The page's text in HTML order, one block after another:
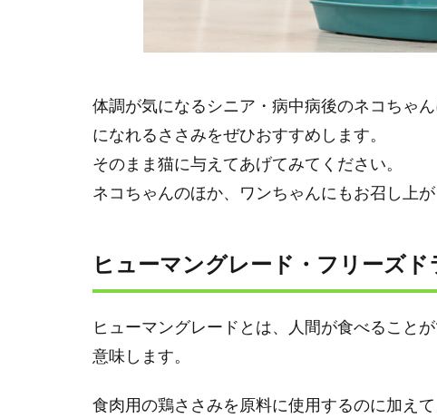
体調が気になるシニア・病中病後のネコちゃ
になれるささみをぜひおすすめします。
そのまま猫に与えてあげてみてください。
ネコちゃんのほか、ワンちゃんにもお召し上が
ヒューマングレード・フリーズド
ヒューマングレードとは、⼈間が⾷べること
意味します。
⾷⾁⽤の鶏ささみを原料に使⽤するのに加え